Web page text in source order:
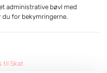
administrative bøvl med
du for bekymringerne.
til Skat